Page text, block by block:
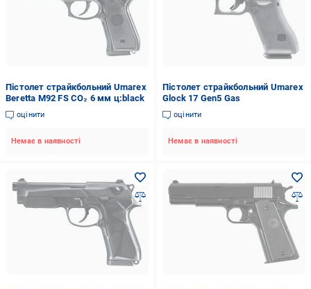
Пістолет страйкбольний Umarex
Beretta M92 FS CO₂ 6 мм ц:black
оцінити
Немає в наявності
Пістолет страйкбольний Umarex
Glock 17 Gen5 Gas
оцінити
Немає в наявності